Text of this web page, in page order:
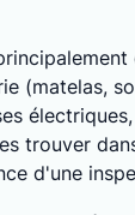
(matelas,
trouver
d'une